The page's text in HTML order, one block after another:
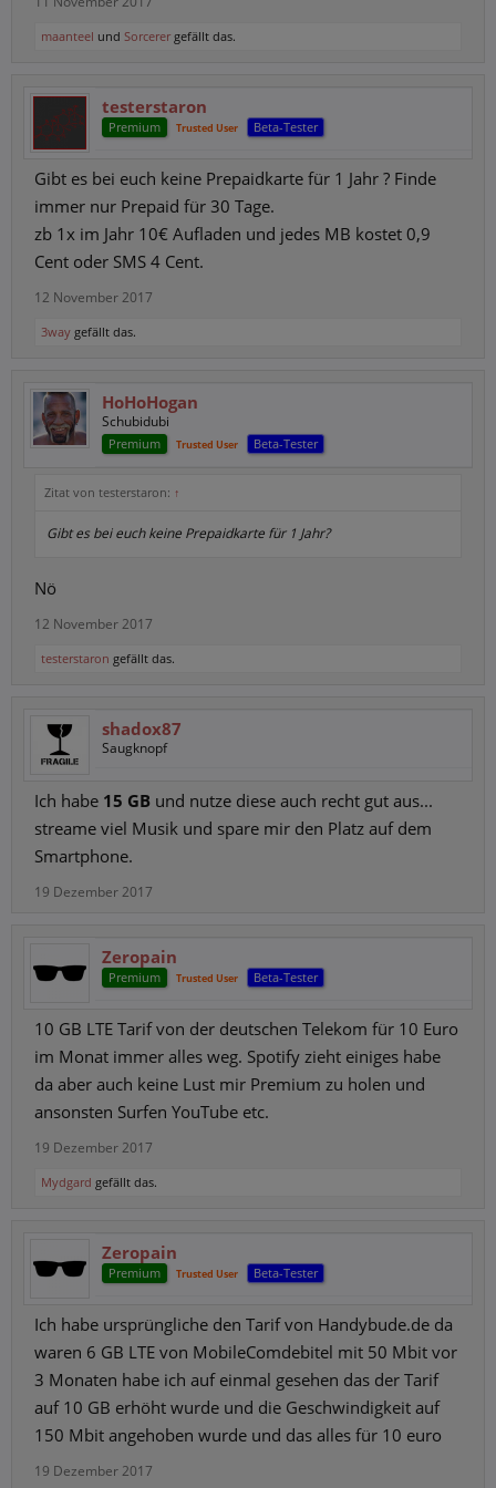
maanteel und Sorcerer gefällt das.
testerstaron
Premium Trusted User Beta-Tester
Gibt es bei euch keine Prepaidkarte für 1 Jahr ? Finde
immer nur Prepaid für 30 Tage.
zb 1x im Jahr 10€ Aufladen und jedes MB kostet 0,9
Cent oder SMS 4 Cent.
12 November 2017
3way gefällt das.
HoHoHogan
Schubidubi
Premium Trusted User Beta-Tester
Zitat von testerstaron: ↑
Gibt es bei euch keine Prepaidkarte für 1 Jahr?
Nö
12 November 2017
testerstaron gefällt das.
shadox87
Saugknopf
Ich habe 15 GB und nutze diese auch recht gut aus...
streame viel Musik und spare mir den Platz auf dem
Smartphone.
19 Dezember 2017
Zeropain
Premium Trusted User Beta-Tester
10 GB LTE Tarif von der deutschen Telekom für 10 Euro
im Monat immer alles weg. Spotify zieht einiges habe
da aber auch keine Lust mir Premium zu holen und
ansonsten Surfen YouTube etc.
19 Dezember 2017
Mydgard gefällt das.
Zeropain
Premium Trusted User Beta-Tester
Ich habe ursprüngliche den Tarif von Handybude.de da
waren 6 GB LTE von MobileComdebitel mit 50 Mbit vor
3 Monaten habe ich auf einmal gesehen das der Tarif
auf 10 GB erhöht wurde und die Geschwindigkeit auf
150 Mbit angehoben wurde und das alles für 10 euro
19 Dezember 2017